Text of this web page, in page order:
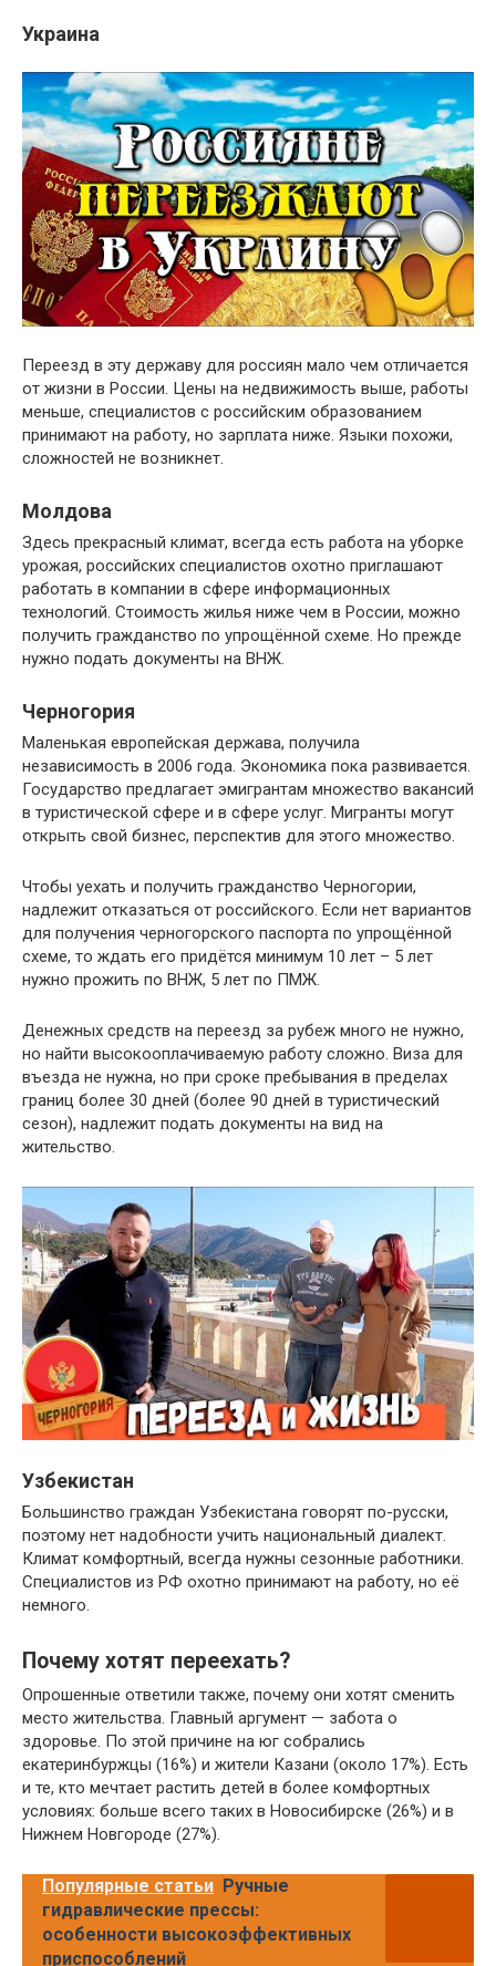
Украина
Переезд в эту державу для россиян мало чем отличается
от жизни в России. Цены на недвижимость выше, работы
меньше, специалистов с российским образованием
принимают на работу, но зарплата ниже. Языки похожи,
сложностей не возникнет.
Молдова
Здесь прекрасный климат, всегда есть работа на уборке
урожая, российских специалистов охотно приглашают
работать в компании в сфере информационных
технологий. Стоимость жилья ниже чем в России, можно
получить гражданство по упрощённой схеме. Но прежде
нужно подать документы на ВНЖ.
Черногория
Маленькая европейская держава, получила
независимость в 2006 года. Экономика пока развивается.
Государство предлагает эмигрантам множество вакансий
в туристической сфере и в сфере услуг. Мигранты могут
открыть свой бизнес, перспектив для этого множество.
Чтобы уехать и получить гражданство Черногории,
надлежит отказаться от российского. Если нет вариантов
для получения черногорского паспорта по упрощённой
схеме, то ждать его придётся минимум 10 лет – 5 лет
нужно прожить по ВНЖ, 5 лет по ПМЖ.
Денежных средств на переезд за рубеж много не нужно,
но найти высокооплачиваемую работу сложно. Виза для
въезда не нужна, но при сроке пребывания в пределах
границ более 30 дней (более 90 дней в туристический
сезон), надлежит подать документы на вид на
жительство.
Узбекистан
Большинство граждан Узбекистана говорят по-русски,
поэтому нет надобности учить национальный диалект.
Климат комфортный, всегда нужны сезонные работники.
Специалистов из РФ охотно принимают на работу, но её
немного.
Почему хотят переехать?
Опрошенные ответили также, почему они хотят сменить
место жительства. Главный аргумент — забота о
здоровье. По этой причине на юг собрались
екатеринбуржцы (16%) и жители Казани (около 17%). Есть
и те, кто мечтает растить детей в более комфортных
условиях: больше всего таких в Новосибирске (26%) и в
Нижнем Новгороде (27%).
Популярные статьи Ручные
гидравлические прессы:
особенности высокоэффективных
приспособлений